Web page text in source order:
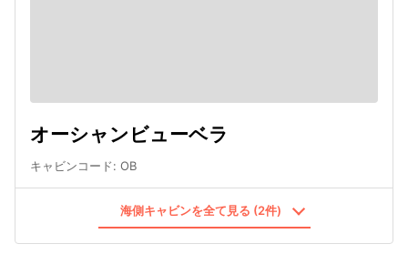
オーシャンビューベラ
キャビンコード: OB
海側キャビンを全て見る (2件)